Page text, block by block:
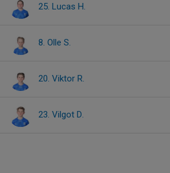
25. Lucas H.
8. Olle S.
20. Viktor R.
23. Vilgot D.